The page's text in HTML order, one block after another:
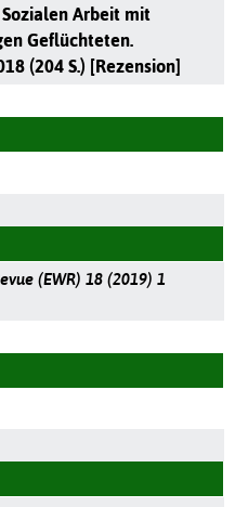
Arbeit mit
Geflüchteten.
(204 S.) [Rezension]
(EWR) 18 (2019) 1